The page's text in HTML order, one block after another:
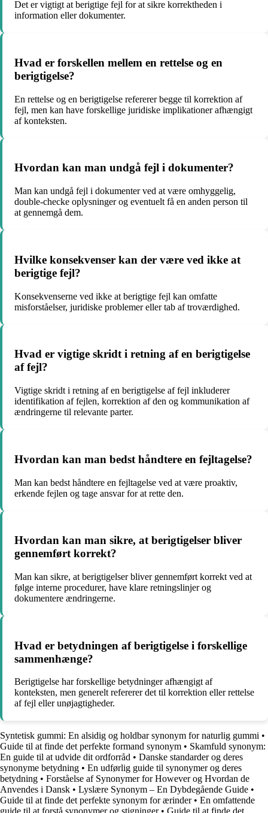
Det er vigtigt at berigtige fejl for at sikre korrektheden i
information eller dokumenter.
Hvad er forskellen mellem en rettelse og en
berigtigelse?
En rettelse og en berigtigelse refererer begge til korrektion af
fejl, men kan have forskellige juridiske implikationer afhængigt
af konteksten.
Hvordan kan man undgå fejl i dokumenter?
Man kan undgå fejl i dokumenter ved at være omhyggelig,
double-checke oplysninger og eventuelt få en anden person til
at gennemgå dem.
Hvilke konsekvenser kan der være ved ikke at
berigtige fejl?
Konsekvenserne ved ikke at berigtige fejl kan omfatte
misforståelser, juridiske problemer eller tab af troværdighed.
Hvad er vigtige skridt i retning af en berigtigelse
af fejl?
Vigtige skridt i retning af en berigtigelse af fejl inkluderer
identifikation af fejlen, korrektion af den og kommunikation af
ændringerne til relevante parter.
Hvordan kan man bedst håndtere en fejltagelse?
Man kan bedst håndtere en fejltagelse ved at være proaktiv,
erkende fejlen og tage ansvar for at rette den.
Hvordan kan man sikre, at berigtigelser bliver
gennemført korrekt?
Man kan sikre, at berigtigelser bliver gennemført korrekt ved at
følge interne procedurer, have klare retningslinjer og
dokumentere ændringerne.
Hvad er betydningen af berigtigelse i forskellige
sammenhænge?
Berigtigelse har forskellige betydninger afhængigt af
konteksten, men generelt refererer det til korrektion eller rettelse
af fejl eller unøjagtigheder.
Syntetisk gummi: En alsidig og holdbar synonym for naturlig gummi •
Guide til at finde det perfekte formand synonym • Skamfuld synonym:
En guide til at udvide dit ordforråd • Danske standarder og deres
synonyme betydning • En udførlig guide til synonymer og deres
betydning • Forståelse af Synonymer for However og Hvordan de
Anvendes i Dansk • Lyslære Synonym – En Dybdegående Guide •
Guide til at finde det perfekte synonym for ærinder• En omfattende